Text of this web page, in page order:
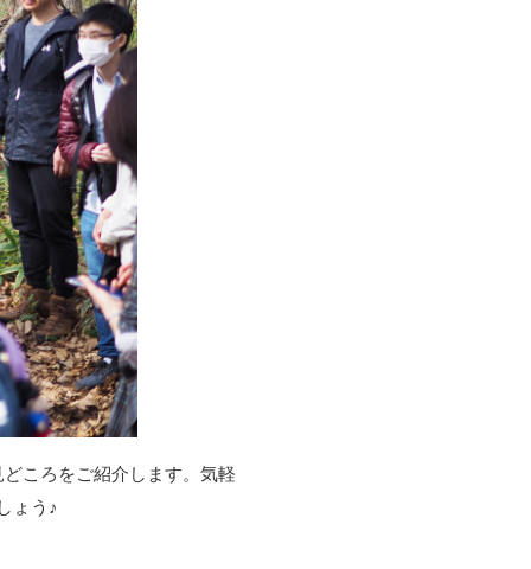
ころをご紹介します。気軽
ょう♪